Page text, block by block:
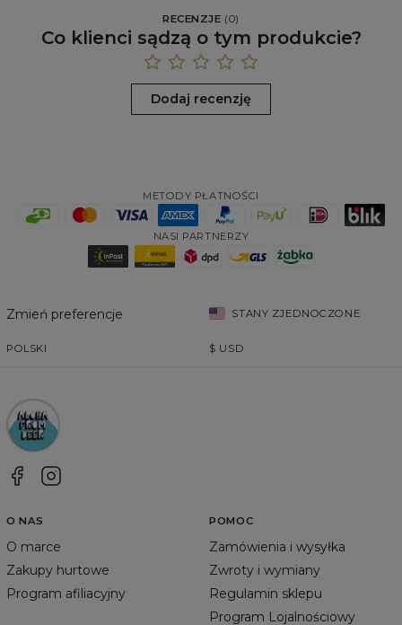
RECENZJE (0)
Co klienci sądzą o tym produkcie?
Dodaj recenzję
METODY PŁATNOŚCI
NASI PARTNERZY
Zmień preferencje STANY ZJEDNOCZONE
POLSKI $ USD
O NAS
O marce
Zakupy hurtowe
Program afiliacyjny
POMOC
Zamówienia i wysyłka
Zwroty i wymiany
Regulamin sklepu
Program Lojalnościowy